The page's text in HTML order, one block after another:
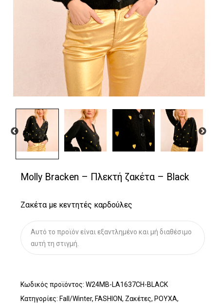
Molly Bracken – Πλεκτή ζακέτα – Black
Ζακέτα με κεντητές καρδούλες
Αυτό το προϊόν είναι εξαντλημένο και μή διαθέσιμο
αυτή τη στιγμή.
Κωδικός προϊόντος: W24MB-LA1637CH-BLACK
Κατηγορίες: Fall/Winter, FASHION, Ζακέτες, ΡΟΥΧΑ,